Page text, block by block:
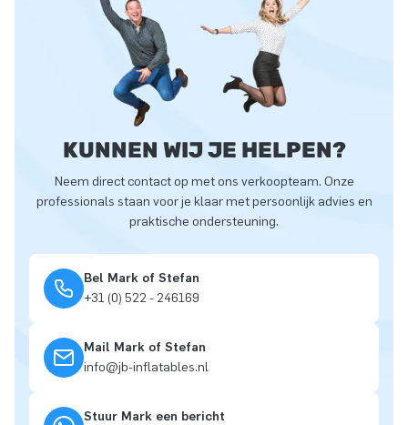
KUNNEN WIJ JE HELPEN?
Neem direct contact op met ons verkoopteam. Onze
professionals staan voor je klaar met persoonlijk advies en
praktische ondersteuning.
Bel Mark of Stefan
+31 (0) 522 - 246169
Mail Mark of Stefan
info@jb-inflatables.nl
Stuur Mark een bericht